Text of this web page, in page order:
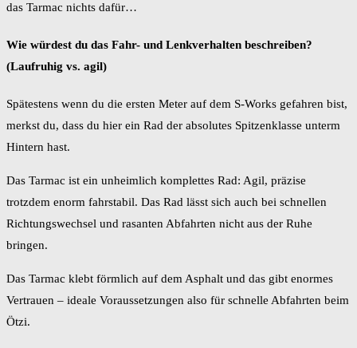
das Tarmac nichts dafür…
Wie würdest du das Fahr- und Lenkverhalten beschreiben?
(Laufruhig vs. agil)
Spätestens wenn du die ersten Meter auf dem S-Works gefahren bist,
merkst du, dass du hier ein Rad der absolutes Spitzenklasse unterm
Hintern hast.
Das Tarmac ist ein unheimlich komplettes Rad: Agil, präzise
trotzdem enorm fahrstabil. Das Rad lässt sich auch bei schnellen
Richtungswechsel und rasanten Abfahrten nicht aus der Ruhe
bringen.
Das Tarmac klebt förmlich auf dem Asphalt und das gibt enormes
Vertrauen – ideale Voraussetzungen also für schnelle Abfahrten beim
Ötzi.